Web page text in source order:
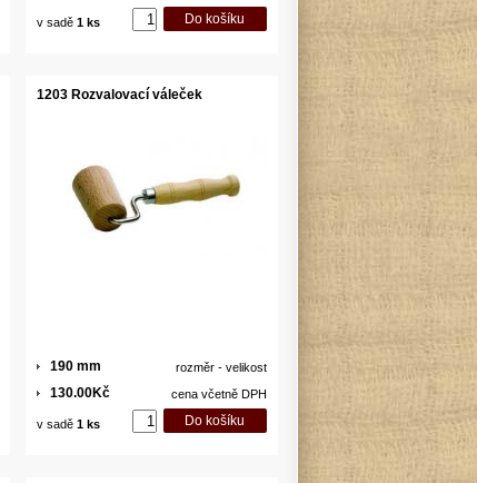
v sadě 1 ks
1203 Rozvalovací váleček
rozměr - velikost
190 mm
cena včetně DPH
130.00Kč
v sadě 1 ks